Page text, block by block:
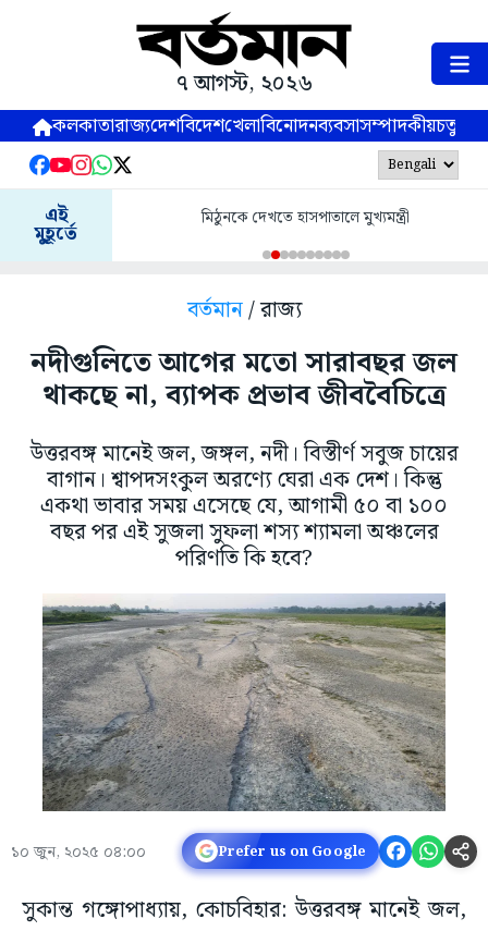
৭ আগস্ট, ২০২৬
কলকাতারাজ্যদেশবিদেশখেলাবিনোদনব্যবসাসম্পাদকীয়
এই
মুহূর্তে
মিঠুনকে দেখতে হাসপাতালে মুখ্যমন্ত্রী
বর্তমান/ রাজ্য
নদীগুলিতে আগের মতো সারাবছর জল
থাকছে না, ব্যাপক প্রভাব জীববৈচিত্রে
উত্তরবঙ্গ মানেই জল, জঙ্গল, নদী। বিস্তীর্ণ সবুজ চায়ের
বাগান। শ্বাপদসংকুল অরণ্যে ঘেরা এক দেশ। কিন্তু
একথা ভাবার সময় এসেছে যে, আগামী ৫০ বা ১০০
বছর পর এই সুজলা সুফলা শস্য শ্যামলা অঞ্চলের
পরিণতি কি হবে?
১০ জুন, ২০২৫ ০৪:০০ Prefer us on Google
সুকান্ত গঙ্গোপাধ্যায়, কোচবিহার: উত্তরবঙ্গ মানেই জল,